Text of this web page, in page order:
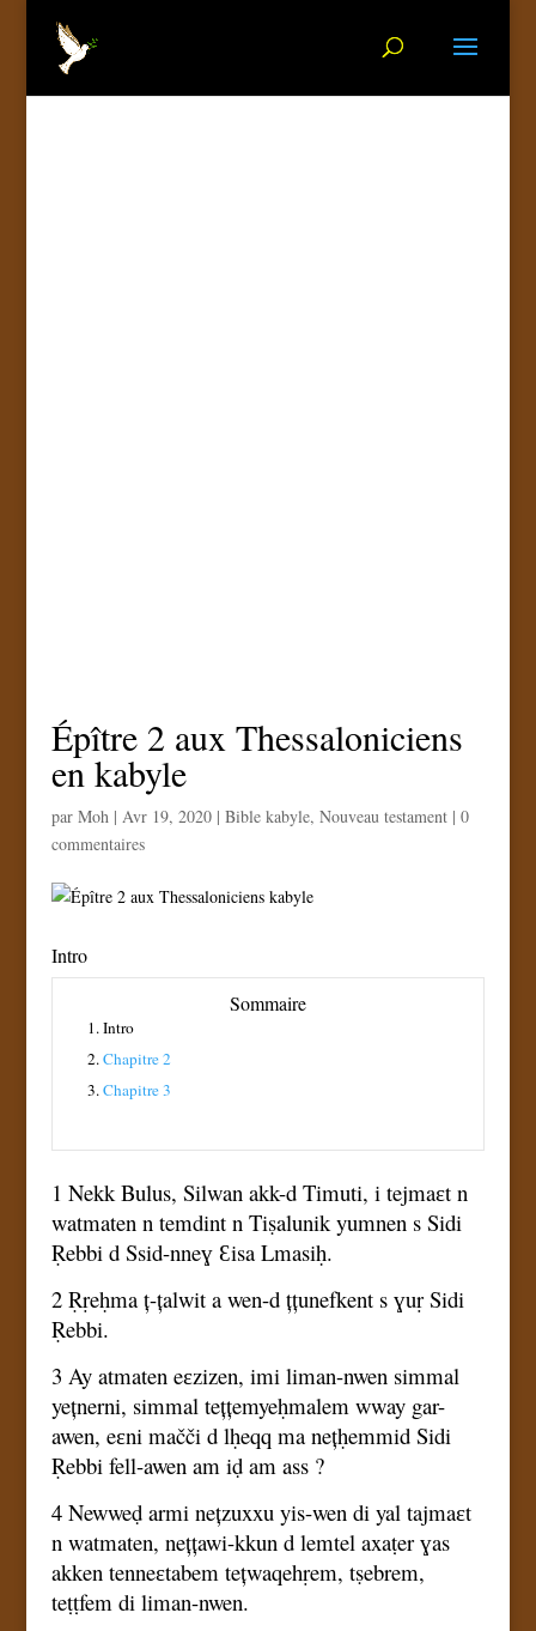
Épître 2 aux Thessaloniciens
en kabyle
par Moh| Avr 19, 2020| Bible kabyle, Nouveau testament| 0
commentaires
Intro
Sommaire
1.Intro
2.Chapitre 2
3.Chapitre 3
1 Nekk Bulus, Silwan akk-d Timuti, i tejmaɛt n
watmaten n temdint n Tiṣalunik yumnen s Sidi
Ṛebbi d Ssid-nneɣ Ɛisa Lmasiḥ.
2 Ṛṛeḥma ț-țalwit a wen-d țțunefkent s ɣuṛ Sidi
Ṛebbi.
3 Ay atmaten eɛzizen, imi liman-nwen simmal
yețnerni, simmal tețțemyeḥmalem wway gar-
awen, eɛni mačči d lḥeqq ma nețḥemmid Sidi
Ṛebbi fell-awen am iḍ am ass ?
4 Newweḍ armi nețzuxxu yis-wen di yal tajmaɛt
n watmaten, nețțawi-kkun d lemtel axaṭer ɣas
akken tenneɛtabem tețwaqehṛem, tṣebrem,
teṭṭfem di liman-nwen.